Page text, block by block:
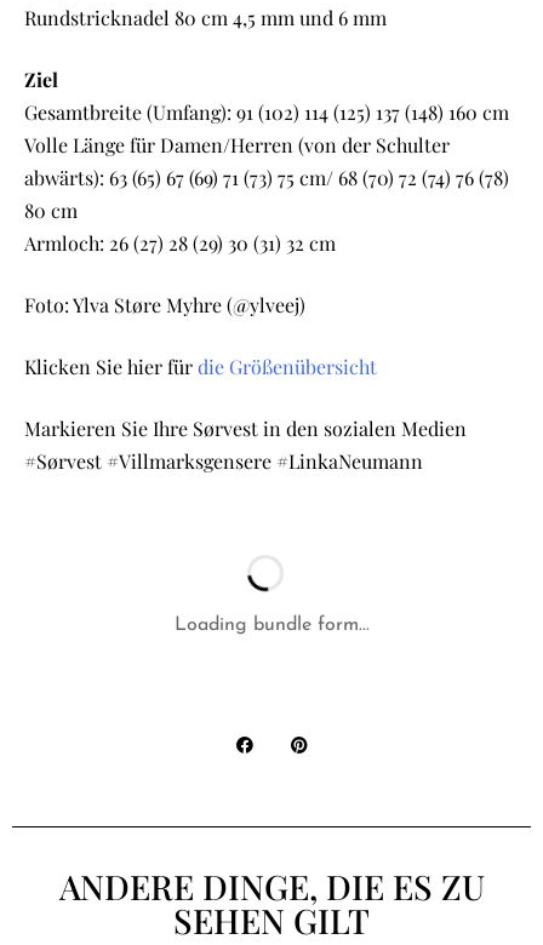
Rundstricknadel 80 cm 4,5 mm und 6 mm
Ziel
Gesamtbreite (Umfang): 91 (102) 114 (125) 137 (148) 160 cm
Volle Länge für Damen/Herren (von der Schulter
abwärts): 63 (65) 67 (69) 71 (73) 75 cm/ 68 (70) 72 (74) 76 (78)
80 cm
Armloch: 26 (27) 28 (29) 30 (31) 32 cm
Foto: Ylva Støre Myhre (@ylveej)
Klicken Sie hier fürdie Größenübersicht
Markieren Sie Ihre Sørvest in den sozialen Medien
#Sørvest #Villmarksgensere #LinkaNeumann
Loading bundle form...
ANDERE DINGE, DIE ES ZU
SEHEN GILT